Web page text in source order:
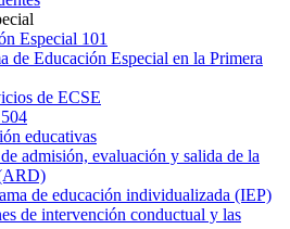
Especial 101
de Educación Especial en la Primera
de ECSE
educativas
admisión, evaluación y salida de la
de educación individualizada (IEP)
de intervención conductual y las